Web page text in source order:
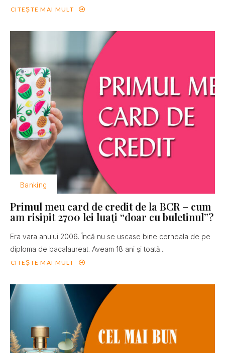
CITEȘTE MAI MULT
Banking
Primul meu card de credit de la BCR – cum
am risipit 2700 lei luaţi “doar cu buletinul”?
Era vara anului 2006. Încă nu se uscase bine cerneala de pe
diploma de bacalaureat. Aveam 18 ani şi toată...
CITEȘTE MAI MULT